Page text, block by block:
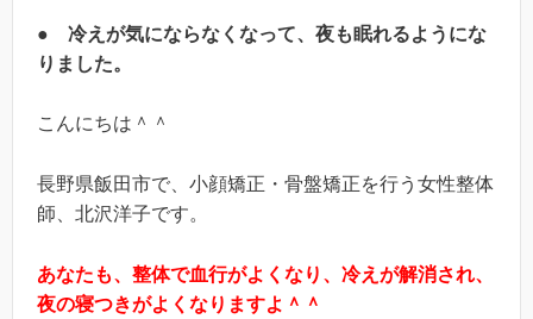
● 冷えが気にならなくなって、夜も眠れるようにな
りました。
こんにちは＾＾
長野県飯田市で、小顔矯正・骨盤矯正を行う女性整体
師、北沢洋子です。
あなたも、整体で血行がよくなり、冷えが解消され、
夜の寝つきがよくなりますよ＾＾